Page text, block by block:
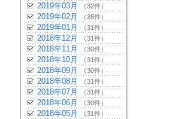
2019年03月 （32件）
2019年02月 （28件）
2019年01月 （31件）
2018年12月 （31件）
2018年11月 （30件）
2018年10月 （31件）
2018年09月 （30件）
2018年08月 （31件）
2018年07月 （31件）
2018年06月 （30件）
2018年05月 （31件）